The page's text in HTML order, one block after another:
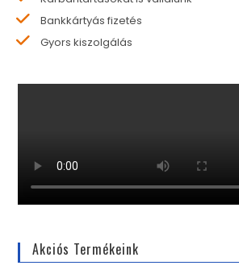
Bankkártyás fizetés
Gyors kiszolgálás
Akciós Termékeink